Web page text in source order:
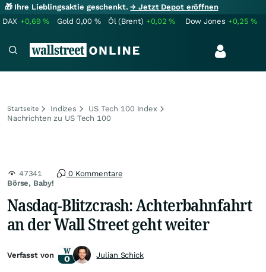
🎁 Ihre Lieblingsaktie geschenkt.→ Jetzt Depot eröffnen
DAX +0,69% Gold 0,00 % Öl (Brent) +0,02% Dow Jones +0,25%
Startseite Indizes
US Tech 100 Index
Nachrichten zu US Tech 100
Börse, Baby!
47341 0 Kommentare
Nasdaq-Blitzcrash: Achterbahnfahrt
an der Wall Street geht weiter
Verfasst von Julian Schick